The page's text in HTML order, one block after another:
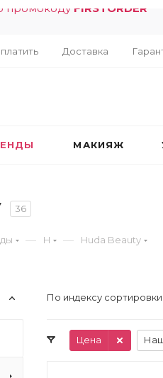
промокоду FIRSTORDER
Доставка
МАКИЯЖ
36
— H — Huda Beauty
По индексу
Цена